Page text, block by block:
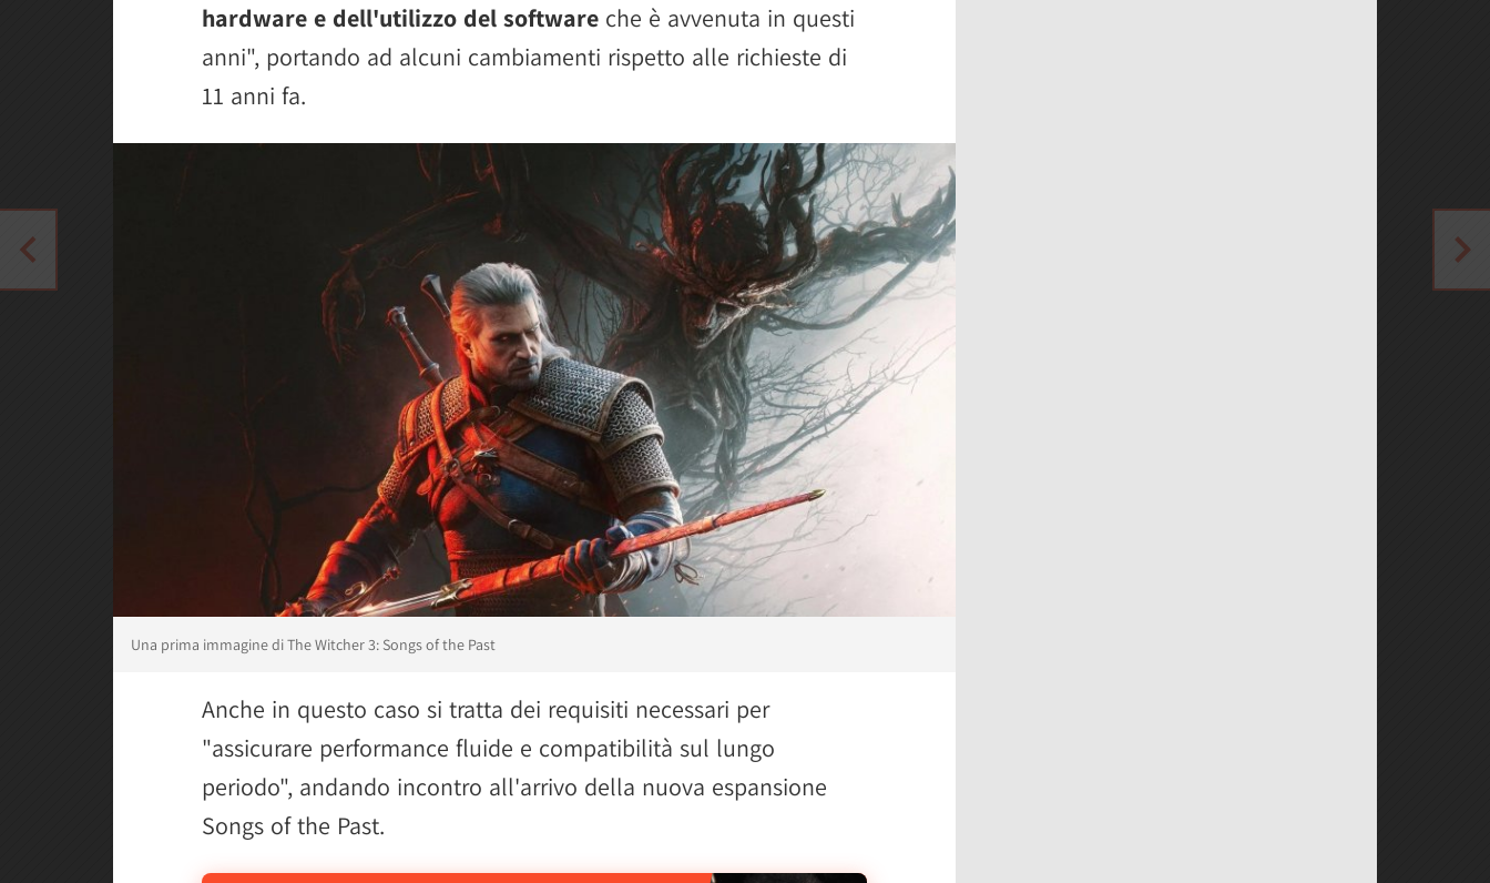
hardware e dell'utilizzo del software che è avvenuta in questi
anni", portando ad alcuni cambiamenti rispetto alle richieste di
11 anni fa.
Una prima immagine di The Witcher 3: Songs of the Past
Anche in questo caso si tratta dei requisiti necessari per
"assicurare performance fluide e compatibilità sul lungo
periodo", andando incontro all'arrivo della nuova espansione
Songs of the Past.